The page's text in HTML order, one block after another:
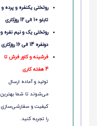
روتختی یکنفره و پرده و
تابلو 10 الی 12 روزکاری
روتختی یک و نیم نفره و
دونفره 14 الی 16 روزکاری
فرشینه و کاور فرش تا
4 هفته کاری
تولید و آماده ارسال
می‌شوند تا شما بهترین
کیفیت و سفارشی‌سازی
را تجربه کنید.